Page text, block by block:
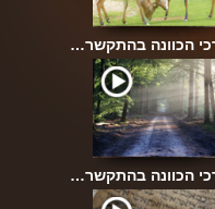
הכוונה בהתקשר…
הכוונה בהתקשר…